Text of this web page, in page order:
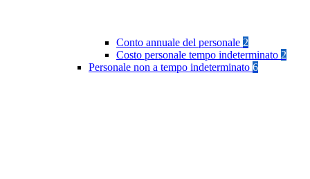
Conto annuale del personale 2
Costo personale tempo indeterminato 2
Personale non a tempo indeterminato 6